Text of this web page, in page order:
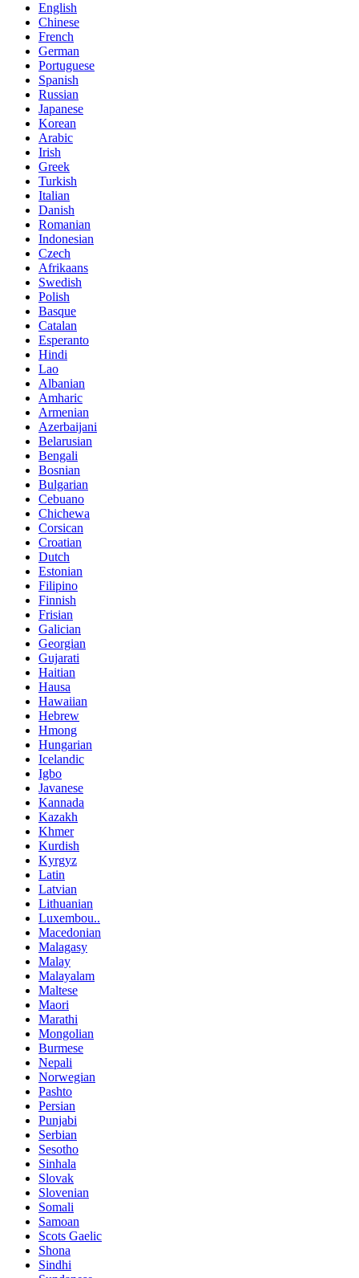
English
Chinese
French
German
Portuguese
Spanish
Russian
Japanese
Korean
Arabic
Irish
Greek
Turkish
Italian
Danish
Romanian
Indonesian
Czech
Afrikaans
Swedish
Polish
Basque
Catalan
Esperanto
Hindi
Lao
Albanian
Amharic
Armenian
Azerbaijani
Belarusian
Bengali
Bosnian
Bulgarian
Cebuano
Chichewa
Corsican
Croatian
Dutch
Estonian
Filipino
Finnish
Frisian
Galician
Georgian
Gujarati
Haitian
Hausa
Hawaiian
Hebrew
Hmong
Hungarian
Icelandic
Igbo
Javanese
Kannada
Kazakh
Khmer
Kurdish
Kyrgyz
Latin
Latvian
Lithuanian
Luxembou..
Macedonian
Malagasy
Malay
Malayalam
Maltese
Maori
Marathi
Mongolian
Burmese
Nepali
Norwegian
Pashto
Persian
Punjabi
Serbian
Sesotho
Sinhala
Slovak
Slovenian
Somali
Samoan
Scots Gaelic
Shona
Sindhi